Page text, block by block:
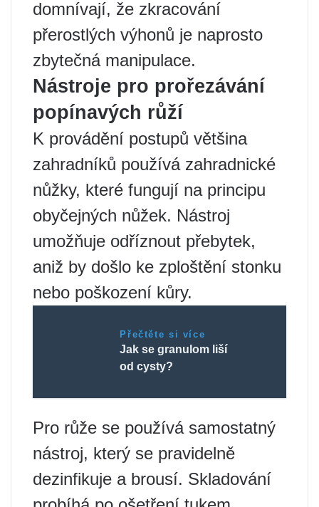
domnívají, že zkracování
přerostlých výhonů je naprosto
zbytečná manipulace.
Nástroje pro prořezávání
popínavých růží
K provádění postupů většina
zahradníků používá zahradnické
nůžky, které fungují na principu
obyčejných nůžek. Nástroj
umožňuje odříznout přebytek,
aniž by došlo ke zploštění stonku
nebo poškození kůry.
Přečtěte si více
Jak se granulom liší
od cysty?
Pro růže se používá samostatný
nástroj, který se pravidelně
dezinfikuje a brousí. Skladování